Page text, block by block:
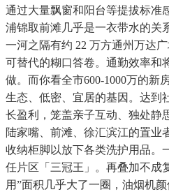
通过大量飘窗和阳台等提拔标准
浦锦取前滩几乎是一衣带水的关
一河之隔有约 22 万方通州万达
可替代的糊口答卷。通勤效率和
做。而你看全市600-1000万的新
生态、低密、宜居的基因。达到
长盈利，笼盖亲子互动、独处静
陆家嘴、前滩、徐汇滨江的置业
收纳柜脚以放下各类洗护用品。
任片区「三冠王」。再叠加不成
用”面积几乎大了一圈，油烟机